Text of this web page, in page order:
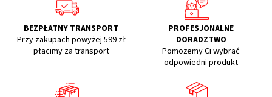
BEZPŁATNY TRANSPORT
Przy zakupach powyżej 599 zł
płacimy za transport
PROFESJONALNE
DORADZTWO
Pomożemy Ci wybrać
odpowiedni produkt